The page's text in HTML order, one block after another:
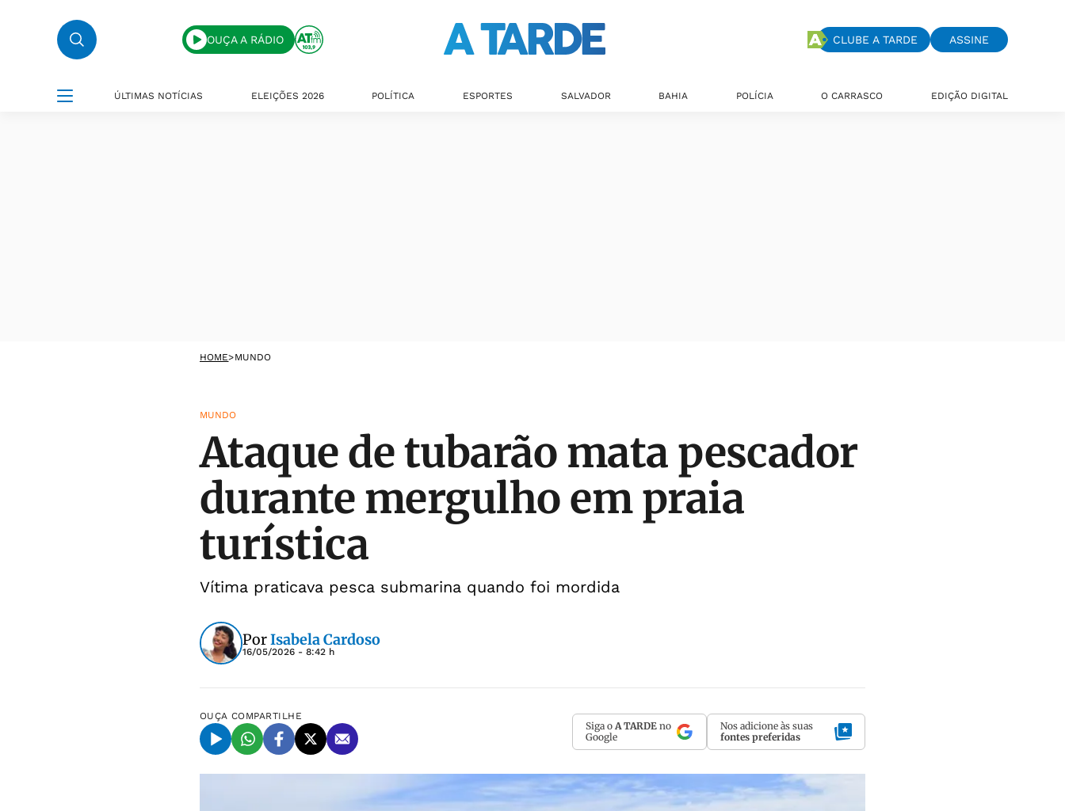
OUÇA A RÁDIO CLUBE A TARDE ASSINE
ÚLTIMAS NOTÍCIAS ELEIÇÕES 2026 POLÍTICA ESPORTES SALVADOR BAHIA POLÍCIA O CARRASCO EDIÇÃO DIGITAL
HOME>MUNDO
MUNDO
Ataque de tubarão mata pescador
durante mergulho em praia
turística
Vítima praticava pesca submarina quando foi mordida
PorIsabela Cardoso
16/05/2026 - 8:42 h
OUÇA COMPARTILHE
Siga o A TARDE no
Google
Nos adicione às suas
fontes preferidas